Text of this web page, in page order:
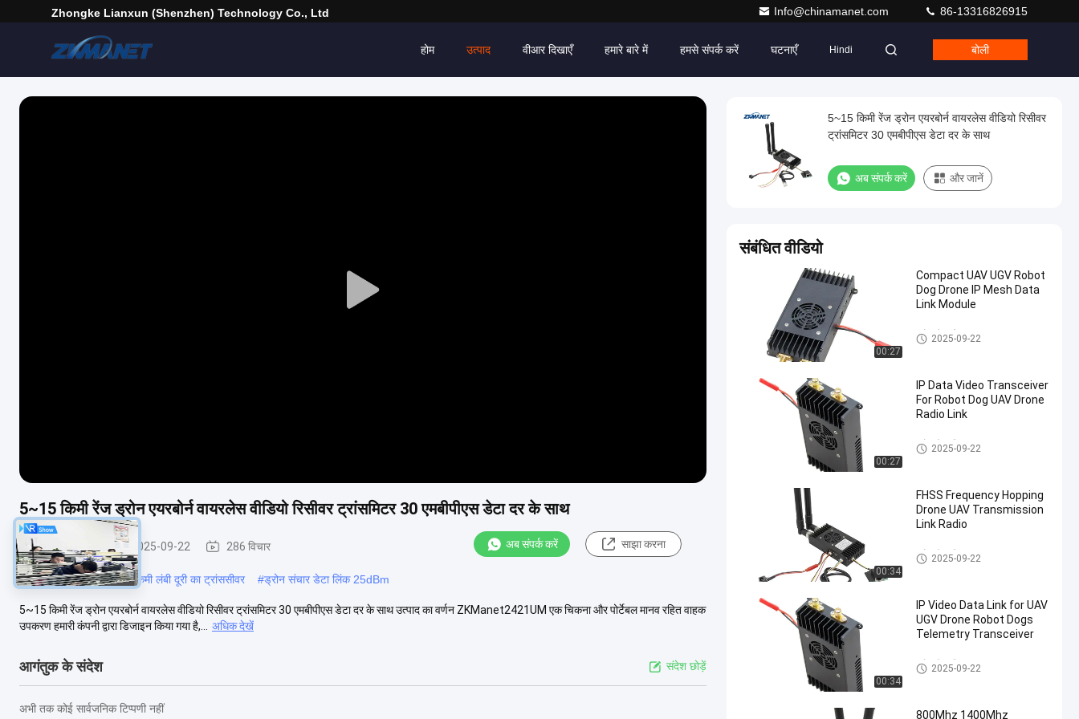
Zhongke Lianxun (Shenzhen) Technology Co., Ltd Info@chinamanet.com 86-13316826915
होम उत्पाद वीआर दिखाएँ हमारे बारे में हमसे संपर्क करें घटनाएँ Hindi बोली
Play
5~15 किमी रेंज ड्रोन एयरबोर्न वायरलेस वीडियो रिसीवर ट्रांसमिटर 30 एमबीपीएस डेटा दर के साथ
ड्रोन डेटा लिंक 2025-09-22 286 विचार अब संपर्क करें साझा करना
#यूएवी डेटालिंक #30-50 किमी लंबी दूरी का ट्रांससीवर #ड्रोन संचार डेटा लिंक 25dBm
5~15 किमी रेंज ड्रोन एयरबोर्न वायरलेस वीडियो रिसीवर ट्रांसमिटर 30 एमबीपीएस डेटा दर के साथ उत्पाद का वर्णन ZKManet2421UM एक चिकना और पोर्टेबल मानव रहित वाहक
उपकरण हमारी कंपनी द्वारा डिजाइन किया गया है,...
अधिक देखें
आगंतुक के संदेश संदेश छोड़ें
अभी तक कोई सार्वजनिक टिप्पणी नहीं
5~15 किमी रेंज ड्रोन एयरबोर्न वायरलेस वीडियो रिसीवर
ट्रांसमिटर 30 एमबीपीएस डेटा दर के साथ
अब संपर्क करें और जानें
संबंधित वीडियो
00:27
Compact UAV UGV Robot
Dog Drone IP Mesh Data
Link Module
ड्रोन डेटा लिंक
2025-09-22
00:27
IP Data Video Transceiver
For Robot Dog UAV Drone
Radio Link
ड्रोन डेटा लिंक
2025-09-22
00:34
FHSS Frequency Hopping
Drone UAV Transmission
Link Radio
ड्रोन डेटा लिंक
2025-09-22
00:34
IP Video Data Link for UAV
UGV Drone Robot Dogs
Telemetry Transceiver
ड्रोन डेटा लिंक
2025-09-22
800Mhz 1400Mhz